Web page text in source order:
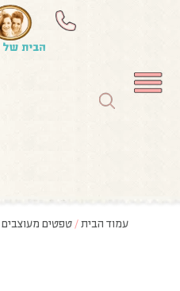
עמוד הבית/ טפטים מעוצבים